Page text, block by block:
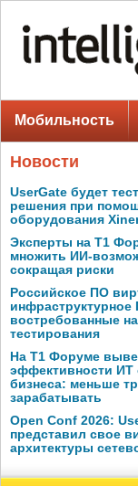
Мобильность
Новости
UserGate будет
решения при
оборудования
Эксперты на Т1
множить ИИ-
сокращая риски
Российское ПО
востребованные
тестирования
На Т1 Форуме
эффективности ИТ
бизнеса: меньше
зарабатывать
Open Conf 2026:
представил свое
архитектуры